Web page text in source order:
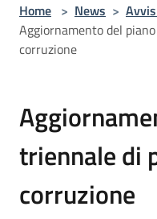
Home > News >
Aggiornamento del
corruzione
triennale di
corruzione